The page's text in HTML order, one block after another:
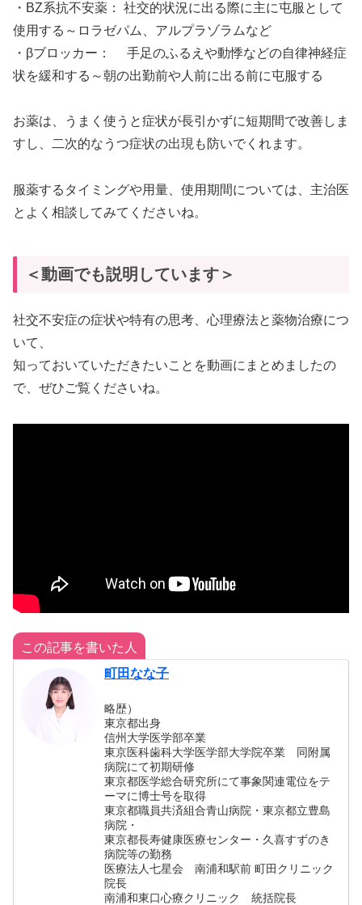
・BZ系抗不安薬： 社交的状況に出る際に主に屯服として
使用する～ロラゼパム、アルプラゾラムなど
・βブロッカー： 手足のふるえや動悸などの自律神経症
状を緩和する～朝の出勤前や人前に出る前に屯服する
お薬は、うまく使うと症状が長引かずに短期間で改善しま
すし、二次的なうつ症状の出現も防いでくれます。
服薬するタイミングや用量、使用期間については、主治医
とよく相談してみてくださいね。
＜動画でも説明しています＞
社交不安症の症状や特有の思考、心理療法と薬物治療につ
いて、
知っておいていただきたいことを動画にまとめましたの
で、ぜひご覧くださいね。
この記事を書いた人
町田なな子
略歴）
東京都出身
信州大学医学部卒業
東京医科歯科大学医学部大学院卒業 同附属
病院にて初期研修
東京都医学総合研究所にて事象関連電位をテ
ーマに博士号を取得
東京都職員共済組合青山病院・東京都立豊島
病院・
東京都長寿健康医療センター・久喜すずのき
病院等の勤務
医療法人七星会 南浦和駅前 町田クリニック
院長
南浦和東口心療クリニック 統括院長